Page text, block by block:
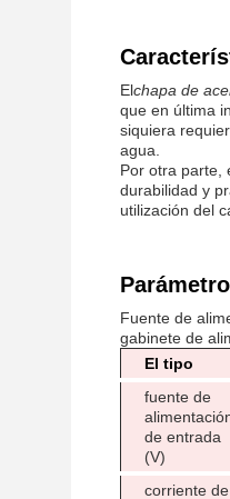
Elchapa de
que en última
siquiera
agua.
Por otra parte,
durabilidad y
utilización del
Fuente de
gabinete de
El tipo
fuente de
de entrada
(V)
corriente de